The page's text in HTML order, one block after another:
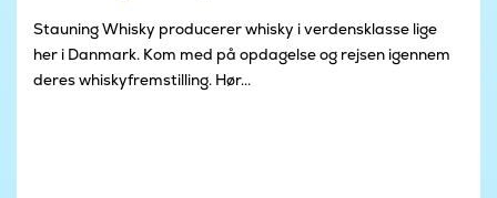
Stauning Whisky producerer whisky i verdensklasse lige
her i Danmark. Kom med på opdagelse og rejsen igennem
deres whiskyfremstilling. Hør...